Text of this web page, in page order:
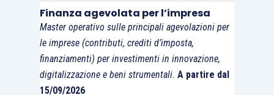
precedente
decreto Cura Italia , aveva previsto la
sospensionedeirimborsideiprestiti rateali
L’applicazione di questa misura è stata
confermataanche con riferimento alle posizioni
gestite daIsmea. L’Istituto ha diramato apposita
Finanza agevolata per l’impresa
Master operativo sulle principali agevolazioni per
le imprese (contributi, crediti d’imposta,
finanziamenti) per investimenti in innovazione,
digitalizzazione e beni strumentali. A partire dal
15/09/2026